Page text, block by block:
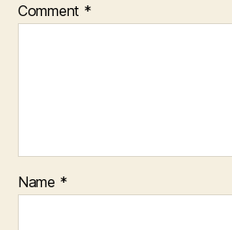
Comment *
Name *